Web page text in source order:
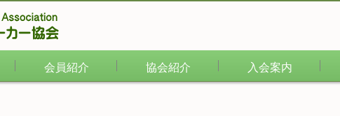
会員紹介 協会紹介 入会案内